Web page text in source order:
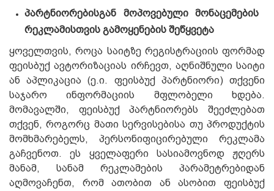
პარტნიორებისგან მოპოვებული მონაცემების
რეკლამისთვის გამოყენების შეწყვეტა
ყოველთვის, როცა საიტზე რეგისტრაციის ფორმად
ფეისბუქ ავტორიზაციას ირჩევთ, აღნიშნული საიტი
ან აპლიკაცია (ე.ი. ფეისბუქ პარტნიორი) თქვენი
საჯარო ინფორმაციის მფლობელი ხდება.
მომავალში, ფეისბუქ პარტნიორებს შეეძლებათ
თქვენ, როგორც მათი სერვისებისა თუ პროდუქტის
მომხმარებელს, პერსონიფიცირებული რეკლამა
გაჩვენოთ. ეს ყველაფერი სასიამოვნოდ ჟღერს
მანამ, სანამ რეკლამების პარამეტრებიდან
აღმოვაჩენთ, რომ ათობით ან ასობით ფეისბუქ